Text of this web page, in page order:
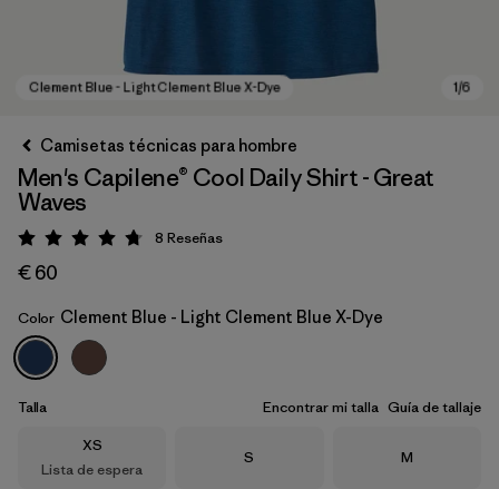
Clement Blue - Light Clement Blue X-Dye
Camisetas técnicas para hombre
Men's Capilene® Cool Daily Shirt - Great
Waves
Puntuación: 4.8 / 5
8 Reseñas
€ 60
Color Clement Blue - Light Clement Blue X-Dye
Talla Encontrar mi talla Guía de tallaje
Talla
XS
Lista de espera
Talla
S Talla
M